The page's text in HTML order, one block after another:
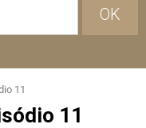
OK
11
11